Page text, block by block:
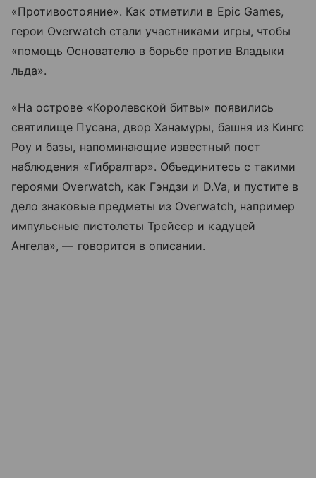
«Противостояние». Как отметили в Epic Games,
герои Overwatch стали участниками игры, чтобы
«помощь Основателю в борьбе против Владыки
льда».
«На острове «Королевской битвы» появились
святилище Пусана, двор Ханамуры, башня из Кингс
Роу и базы, напоминающие известный пост
наблюдения «Гибралтар». Объединитесь с такими
героями Overwatch, как Гэндзи и D.Va, и пустите в
дело знаковые предметы из Overwatch, например
импульсные пистолеты Трейсер и кадуцей
Ангела», — говорится в описании.